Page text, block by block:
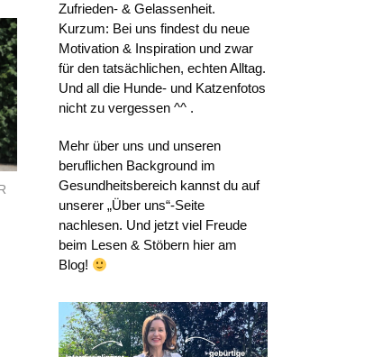
Zufrieden- & Gelassenheit.
Kurzum: Bei uns findest du neue
Motivation & Inspiration und zwar
für den tatsächlichen, echten Alltag.
Und all die Hunde- und Katzenfotos
nicht zu vergessen ^^ .
Mehr über uns und unseren
beruflichen Background im
Gesundheitsbereich kannst du auf
unserer „Über uns“-Seite
nachlesen. Und jetzt viel Freude
beim Lesen & Stöbern hier am
Blog!